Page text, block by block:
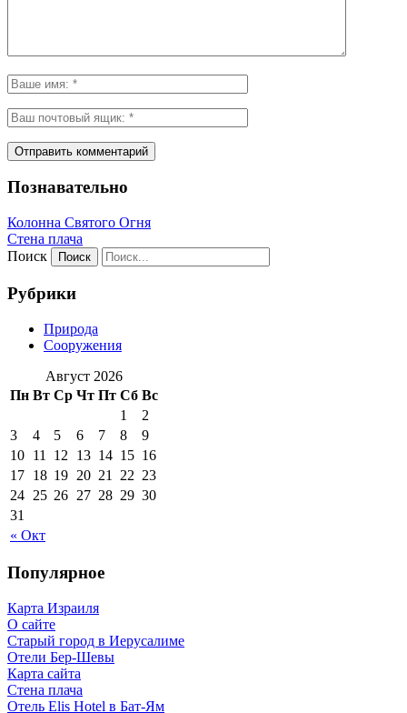
Познавательно
Колонна Святого Огня
Стена плача
Поиск
Рубрики
Природа
Сооружения
Август 2026
Пн Вт Ср Чт Пт Сб Вс
« Окт
1
2
3
4 5 6 7 8
9
10 11 12 13 14 15 16
17 18 19 20 21 22 23
24 25 26 27 28 29 30
31
Популярное
Карта Израиля
О сайте
Старый город в Иерусалиме
Отели Бер-Шевы
Карта сайта
Стена плача
Отель Elis Hotel в Бат-Ям